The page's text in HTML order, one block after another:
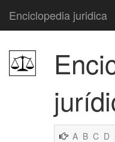
Enciclopedia juridica
A B C D